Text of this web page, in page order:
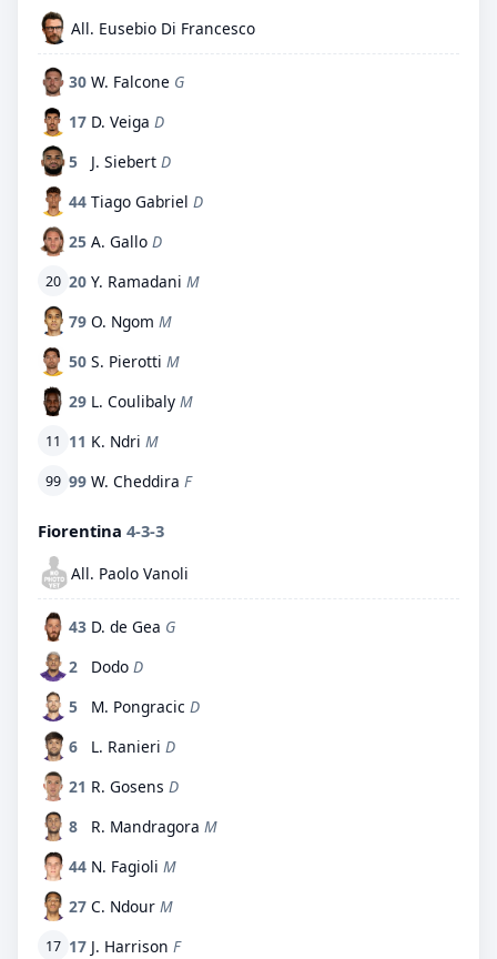
All. Eusebio Di Francesco
30 W. Falcone G
17 D. Veiga D
5
J. Siebert D
44 Tiago Gabriel D
25 A. Gallo D
20 20 Y. Ramadani M
79 O. Ngom M
50 S. Pierotti M
29 L. Coulibaly M
11 11 K. Ndri M
99 99 W. Cheddira F
Fiorentina 4-3-3
All. Paolo Vanoli
43 D. de Gea G
2
Dodo D
5
M. Pongracic D
6
L. Ranieri D
21 R. Gosens D
8
R. Mandragora M
44 N. Fagioli M
27 C. Ndour M
17 17 J. Harrison F